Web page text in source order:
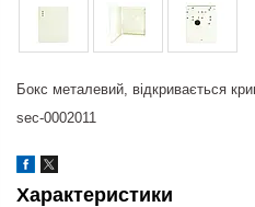
Бокс металевий, відкривається
sec-0002011
Характеристики